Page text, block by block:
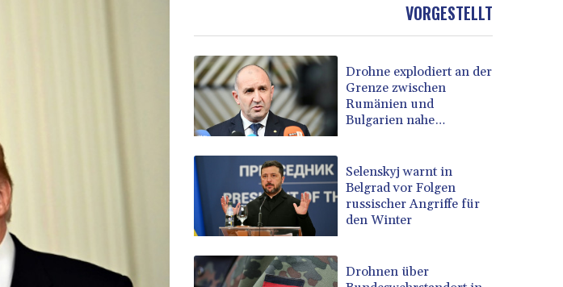
VORGESTELLT
Drohne explodiert an der
Grenze zwischen
Rumänien und
Bulgarien nahe
Selenskyj warnt in
Belgrad vor Folgen
russischer Angriffe für
den Winter
Drohnen über